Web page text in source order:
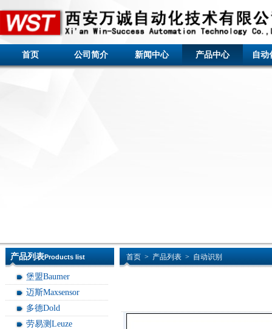
首页 公司简介 新闻中心 产品中心 自动
产品列表Products list
堡盟Baumer
迈斯Maxsensor
多德Dold
劳易测Leuze
首页 > 产品列表 > 自动识别